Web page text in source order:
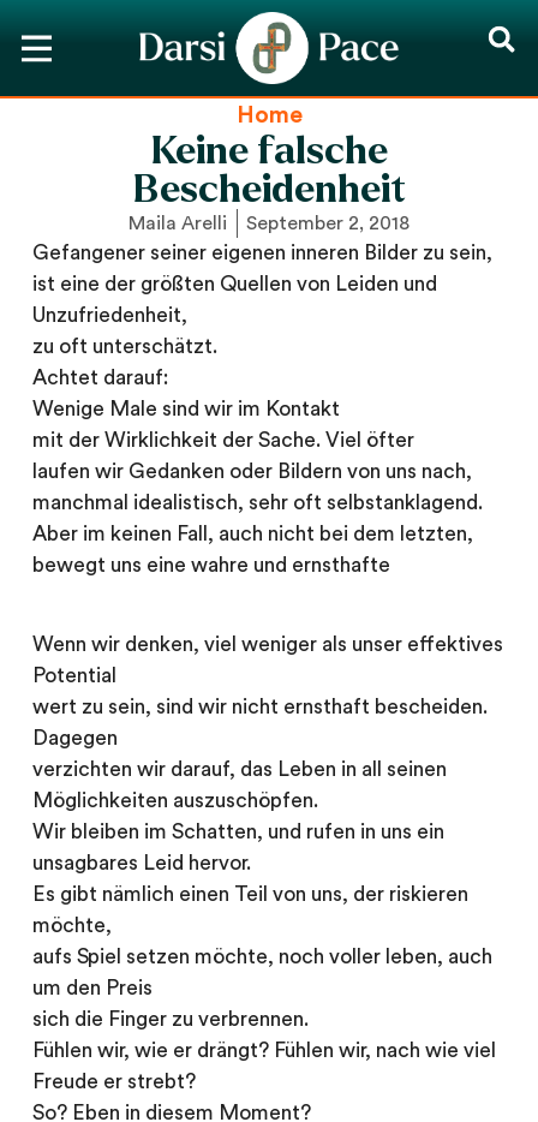
Home
Keine falsche
Bescheidenheit
Maila Arelli September 2, 2018
Gefangener seiner eigenen inneren Bilder zu sein,
ist eine der größten Quellen von Leiden und
Unzufriedenheit,
zu oft unterschätzt.
Achtet darauf:
Wenige Male sind wir im Kontakt
mit der Wirklichkeit der Sache. Viel öfter
laufen wir Gedanken oder Bildern von uns nach,
manchmal idealistisch, sehr oft selbstanklagend.
Aber im keinen Fall, auch nicht bei dem letzten,
bewegt uns eine wahre und ernsthafte
Wenn wir denken, viel weniger als unser effektives
Potential
wert zu sein, sind wir nicht ernsthaft bescheiden.
Dagegen
verzichten wir darauf, das Leben in all seinen
Möglichkeiten auszuschöpfen.
Wir bleiben im Schatten, und rufen in uns ein
unsagbares Leid hervor.
Es gibt nämlich einen Teil von uns, der riskieren
möchte,
aufs Spiel setzen möchte, noch voller leben, auch
um den Preis
sich die Finger zu verbrennen.
Fühlen wir, wie er drängt? Fühlen wir, nach wie viel
Freude er strebt?
So? Eben in diesem Moment?